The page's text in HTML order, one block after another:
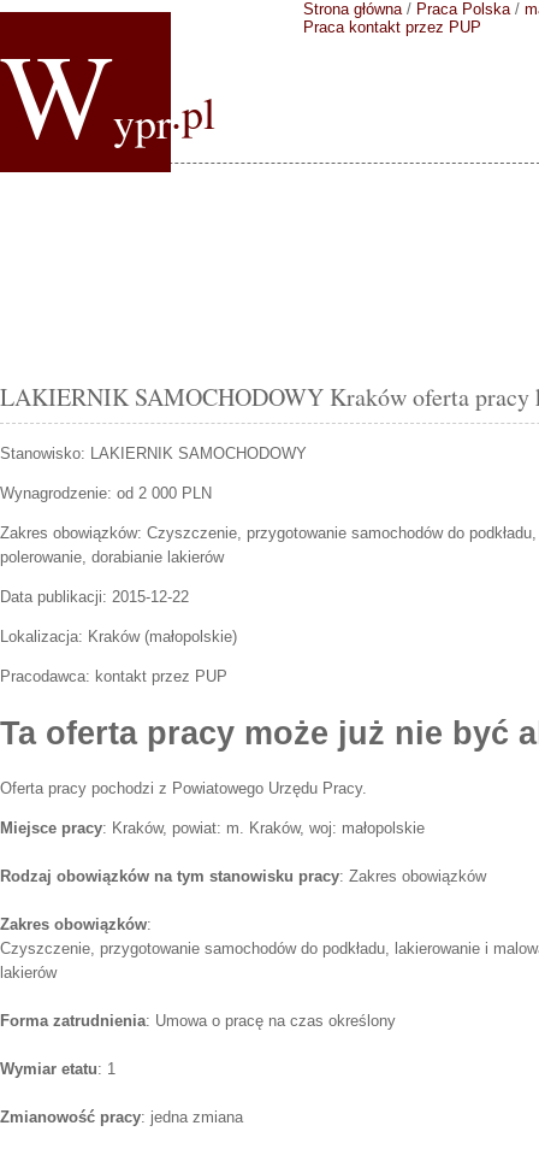
Wypr.pl
Strona główna/ Praca Polska/
Praca kontakt przez PUP
LAKIERNIK SAMOCHODOWY Kraków oferta pracy
Stanowisko: LAKIERNIK SAMOCHODOWY
Wynagrodzenie: od 2 000 PLN
Zakres obowiązków: Czyszczenie, przygotowanie samochodów do
polerowanie, dorabianie lakierów
Data publikacji: 2015-12-22
Lokalizacja: Kraków(małopolskie)
Pracodawca: kontakt przez PUP
Ta oferta pracy może już nie być
Oferta pracy pochodzi z Powiatowego Urzędu Pracy.
Miejsce pracy: Kraków, powiat: m. Kraków, woj: małopolskie
Rodzaj obowiązków na tym stanowisku pracy: Zakres obowiązków
Zakres obowiązków:
Czyszczenie, przygotowanie samochodów do podkładu, lakierowanie i
lakierów
Forma zatrudnienia: Umowa o pracę na czas określony
Wymiar etatu: 1
Zmianowość pracy: jedna zmiana